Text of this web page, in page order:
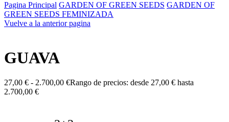
Pagina Principal GARDEN OF GREEN SEEDS GARDEN OF
GREEN SEEDS FEMINIZADA
Vuelve a la anterior pagina
GUAVA
27,00 € - 2.700,00 €Rango de precios: desde 27,00 € hasta
2.700,00 €